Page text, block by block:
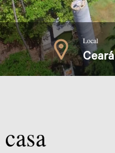
Local
Ceará